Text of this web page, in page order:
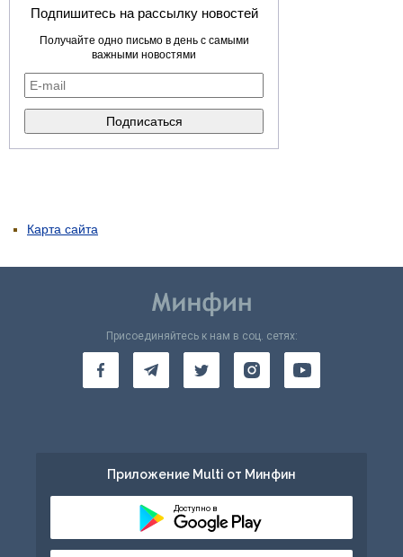
Подпишитесь на рассылку новостей
Получайте одно письмо в день с самыми
важными новостями
Карта сайта
Присоединяйтесь к нам в соц. сетях:
Приложение Multi от Минфин
Доступно в